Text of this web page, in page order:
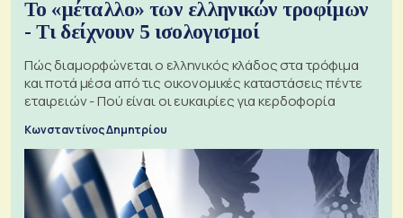
Το «μέταλλο» των ελληνικών τροφίμων
- Τι δείχνουν 5 ισολογισμοί
Πώς διαμορφώνεται ο ελληνικός κλάδος στα τρόφιμα
και ποτά μέσα από τις οικονομικές καταστάσεις πέντε
εταιρειών - Πού είναι οι ευκαιρίες για κερδοφορία
Κωνσταντίνος Δημητρίου